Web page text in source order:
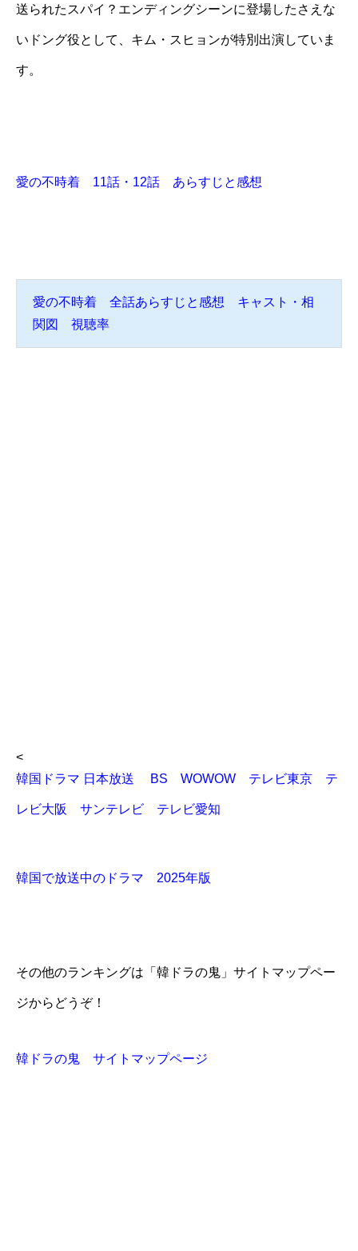
送られたスパイ？エンディングシーンに登場したさえな
いドング役として、キム・スヒョンが特別出演していま
す。
愛の不時着 11話・12話 あらすじと感想
愛の不時着 全話あらすじと感想 キャスト・相
関図 視聴率
<
韓国ドラマ 日本放送 BS WOWOW テレビ東京 テ
レビ大阪 サンテレビ テレビ愛知
韓国で放送中のドラマ 2025年版
その他のランキングは「韓ドラの鬼」サイトマップペー
ジからどうぞ！
韓ドラの鬼 サイトマップページ